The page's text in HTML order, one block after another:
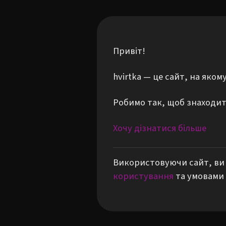
Привіт!
hvirtka — це сайт, на
Робимо так, щоб
Хочу дізнатися більше
Використовуючи сайт,
користування та умовами